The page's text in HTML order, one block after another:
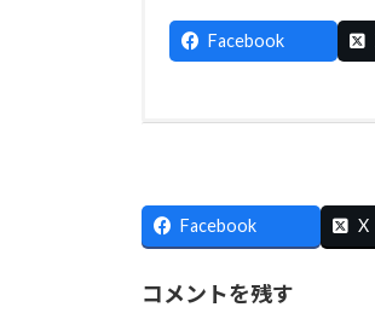
Facebook
Facebook X
コメントを残す